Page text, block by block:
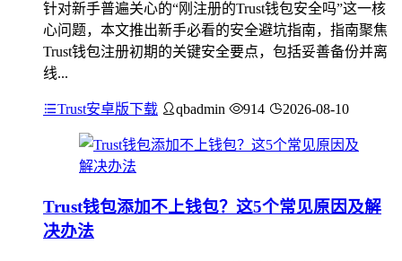
针对新手普遍关心的“刚注册的Trust钱包安全吗”这一核
心问题，本文推出新手必看的安全避坑指南，指南聚焦
Trust钱包注册初期的关键安全要点，包括妥善备份并离
线...
Trust安卓版下载 qbadmin 914 2026-08-10
Trust钱包添加不上钱包？这5个常见原因及解
决办法